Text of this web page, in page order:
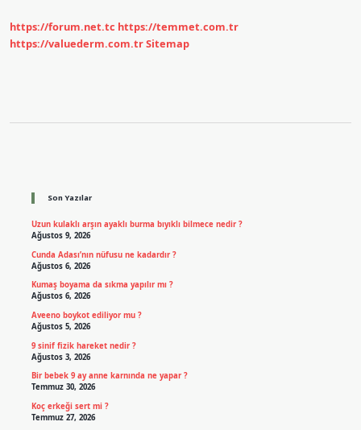
https://forum.net.tc https://temmet.com.tr
https://valuederm.com.trSitemap
Son Yazılar
Uzun kulaklı arşın ayaklı burma bıyıklı bilmece nedir ?
Ağustos 9, 2026
Cunda Adası’nın nüfusu ne kadardır ?
Ağustos 6, 2026
Kumaş boyama da sıkma yapılır mı ?
Ağustos 6, 2026
Aveeno boykot ediliyor mu ?
Ağustos 5, 2026
9 sinif fizik hareket nedir ?
Ağustos 3, 2026
Bir bebek 9 ay anne karnında ne yapar ?
Temmuz 30, 2026
Koç erkeği sert mi ?
Temmuz 27, 2026